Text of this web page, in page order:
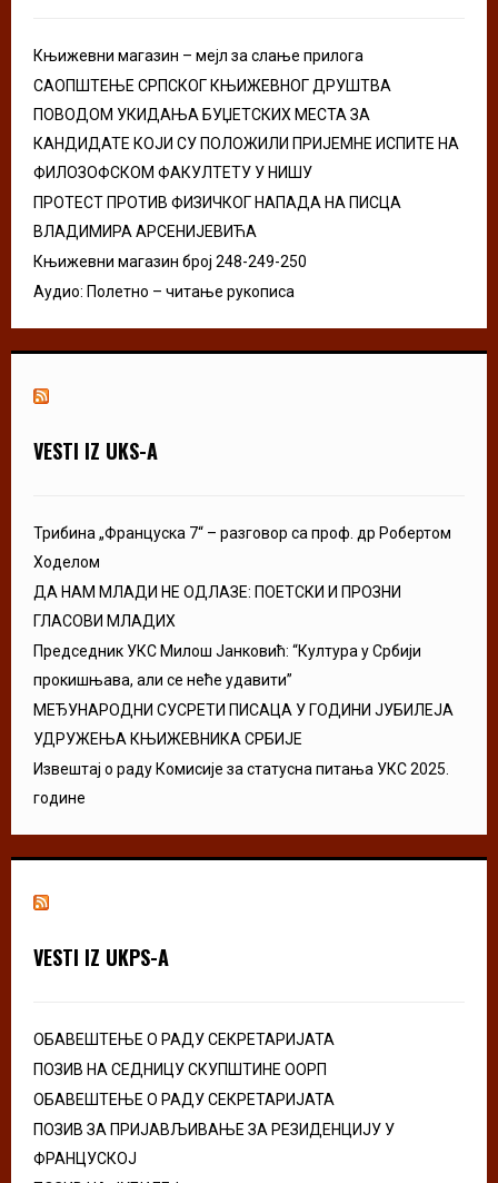
Књижевни магазин – мејл за слање прилога
САОПШТЕЊЕ СРПСКОГ КЊИЖЕВНОГ ДРУШТВА
ПОВОДОМ УКИДАЊА БУЏЕТСКИХ МЕСТА ЗА
КАНДИДАТЕ КОЈИ СУ ПОЛОЖИЛИ ПРИЈЕМНЕ ИСПИТЕ НА
ФИЛОЗОФСКОМ ФАКУЛТЕТУ У НИШУ
ПРОТЕСТ ПРОТИВ ФИЗИЧКОГ НАПАДА НА ПИСЦА
ВЛАДИМИРА АРСЕНИЈЕВИЋА
Књижевни магазин број 248-249-250
Аудио: Полетно – читање рукописа
VESTI IZ UKS-A
Трибина „Француска 7“ – разговор са проф. др Робертом
Ходелом
ДА НАМ МЛАДИ НЕ ОДЛАЗЕ: ПОЕТСКИ И ПРОЗНИ
ГЛАСОВИ МЛАДИХ
Председник УКС Милош Јанковић: “Култура у Србији
прокишњава, али се неће удавити”
МЕЂУНАРОДНИ СУСРЕТИ ПИСАЦА У ГОДИНИ ЈУБИЛЕЈА
УДРУЖЕЊА КЊИЖЕВНИКА СРБИЈЕ
Извештај о раду Комисије за статусна питања УКС 2025.
године
VESTI IZ UKPS-A
ОБАВЕШТЕЊЕ О РАДУ СЕКРЕТАРИЈАТА
ПОЗИВ НА СЕДНИЦУ СКУПШТИНЕ ООРП
ОБАВЕШТЕЊЕ О РАДУ СЕКРЕТАРИЈАТА
ПОЗИВ ЗА ПРИЈАВЉИВАЊЕ ЗА РЕЗИДЕНЦИЈУ У
ФРАНЦУСКОЈ